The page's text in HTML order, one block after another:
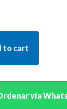
to cart
vía